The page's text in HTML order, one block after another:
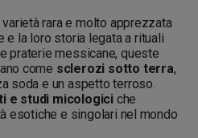
varietà rara e molto apprezzata
e la loro storia legata a rituali
praterie messicane, queste
come sclerozi sotto terra,
soda e un aspetto terroso.
e studi micologiciche
esotiche e singolari nel mondo